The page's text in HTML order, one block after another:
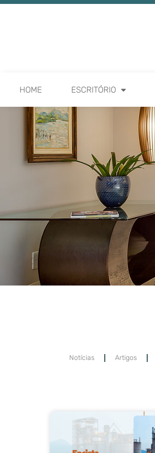
HOME ESCRITÓRIO
Notícias Artigos